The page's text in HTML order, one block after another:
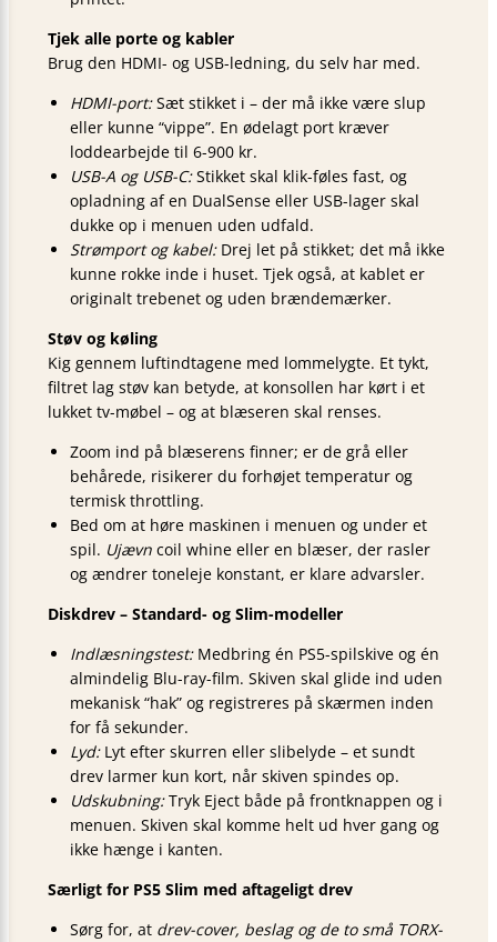
Tjek alle porte og kabler
Brug den HDMI- og USB-ledning, du selv har med.
HDMI-port:Sæt stikket i – der må ikke være slup
eller kunne “vippe”. En ødelagt port kræver
loddearbejde til 6-900 kr.
USB-A og USB-C:Stikket skal klik-føles fast, og
opladning af en DualSense eller USB-lager skal
dukke op i menuen uden udfald.
Strømport og kabel:Drej let på stikket; det må ikke
kunne rokke inde i huset. Tjek også, at kablet er
originalt trebenet og uden brændemærker.
Støv og køling
Kig gennem luftindtagene med lommelygte. Et tykt,
filtret lag støv kan betyde, at konsollen har kørt i et
lukket tv-møbel – og at blæseren skal renses.
Zoom ind på blæserens finner; er de grå eller
behårede, risikerer du forhøjet temperatur og
termisk throttling.
Bed om at høre maskinen i menuen og under et
spil. Ujævn coil whine eller en blæser, der rasler
og ændrer toneleje konstant, er klare advarsler.
Diskdrev – Standard- og Slim-modeller
Indlæsningstest:Medbring én PS5-spilskive og én
almindelig Blu-ray-film. Skiven skal glide ind uden
mekanisk “hak” og registreres på skærmen inden
for få sekunder.
Lyd:Lyt efter skurren eller slibelyde – et sundt
drev larmer kun kort, når skiven spindes op.
Udskubning:Tryk Eject både på frontknappen og i
menuen. Skiven skal komme helt ud hver gang og
ikke hænge i kanten.
Særligt for PS5 Slim med aftageligt drev
Sørg for, at drev-cover, beslag og de to små TORX-